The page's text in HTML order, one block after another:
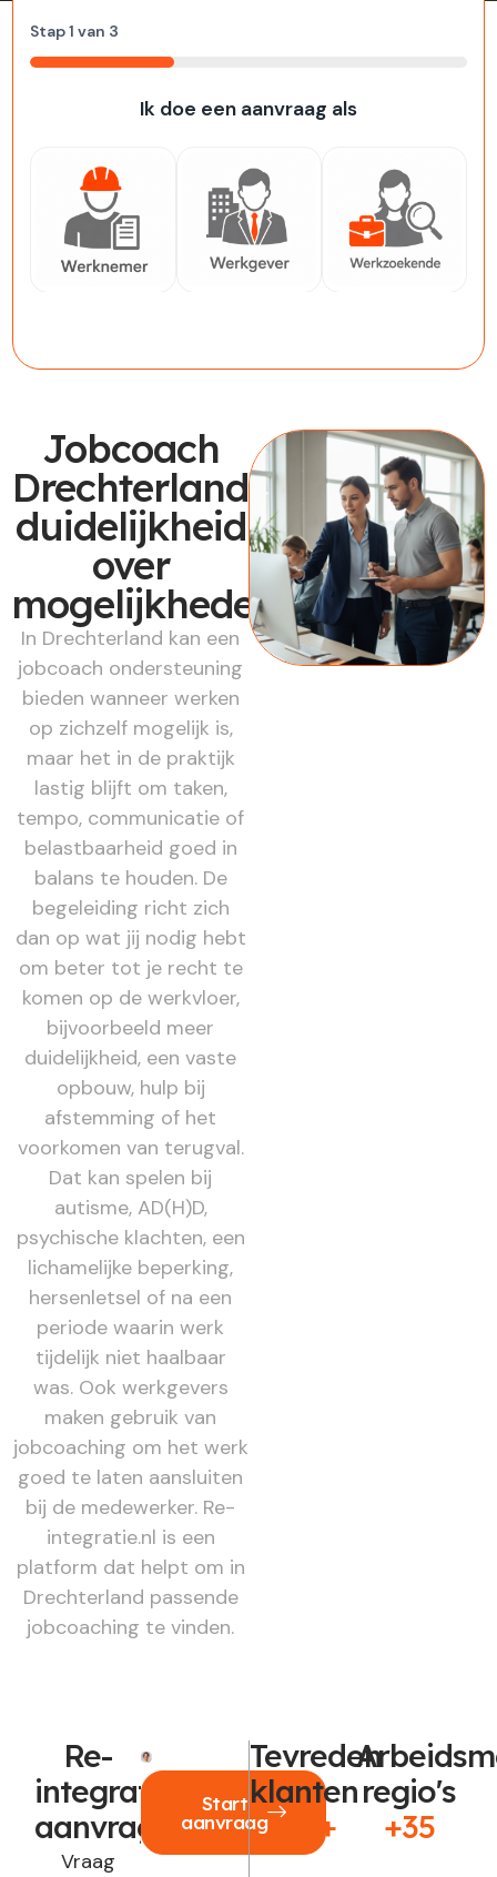
Stap1 van 3
33%
Ik doe een aanvraag als
Jobcoach
Drechterland:
duidelijkheid
over
mogelijkheden
In Drechterland kan een
jobcoach ondersteuning
bieden wanneer werken
op zichzelf mogelijk is,
maar het in de praktijk
lastig blijft om taken,
tempo, communicatie of
belastbaarheid goed in
balans te houden. De
begeleiding richt zich
dan op wat jij nodig hebt
om beter tot je recht te
komen op de werkvloer,
bijvoorbeeld meer
duidelijkheid, een vaste
opbouw, hulp bij
afstemming of het
voorkomen van terugval.
Dat kan spelen bij
autisme, AD(H)D,
psychische klachten, een
lichamelijke beperking,
hersenletsel of na een
periode waarin werk
tijdelijk niet haalbaar
was. Ook werkgevers
maken gebruik van
jobcoaching om het werk
goed te laten aansluiten
bij de medewerker. Re-
integratie.nl is een
platform dat helpt om in
Drechterland passende
jobcoaching te vinden.
Re-
integratie
aanvragen?
Vraag
Start
aanvraag
Tevreden
klanten
250+
regio's
+35